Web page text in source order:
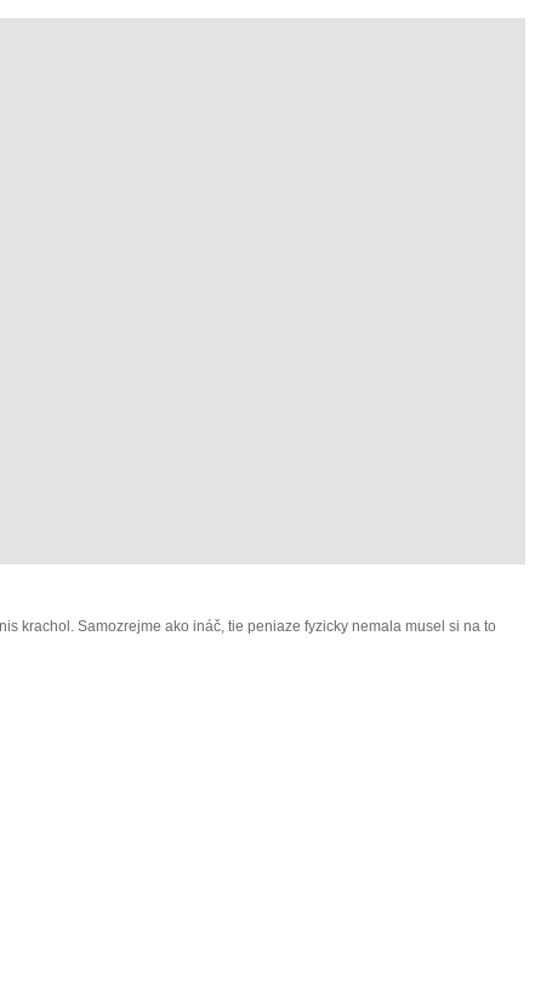
krachol. Samozrejme ako ináč, tie peniaze fyzicky nemala musel si na to